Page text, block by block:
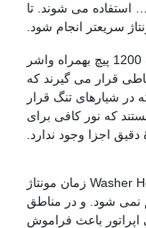
می شوند. تا
سریعتر انجام شود.
فرض کنیم که در یک موتور لازم است 1200 پیچ بهمراه واشر
قرار می گیرند که
شیارهای تنگ قرار
که نور کافی برای
اجزا وجود ندارد.
در چنین شرایطی استفاده از انواع پیچ Washer Hex زمان مونتاژ
نمی شود. و در مناطق
باعث فراموش